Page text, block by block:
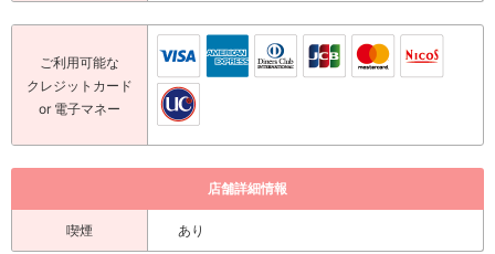
ご利用可能な
クレジットカード
or 電子マネー
店舗詳細情報
喫煙 あり